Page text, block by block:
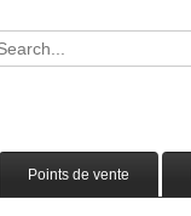
Points de vente